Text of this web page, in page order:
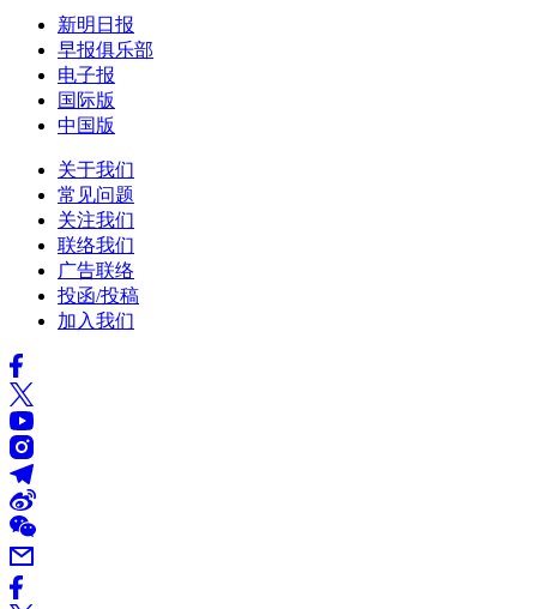
新明日报
早报俱乐部
电子报
国际版
中国版
关于我们
常见问题
关注我们
联络我们
广告联络
投函/投稿
加入我们